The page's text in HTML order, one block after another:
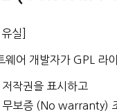
유실]
웨어 개발자가 GPL 라
저작권을 표시하고
무보증 (No warranty)